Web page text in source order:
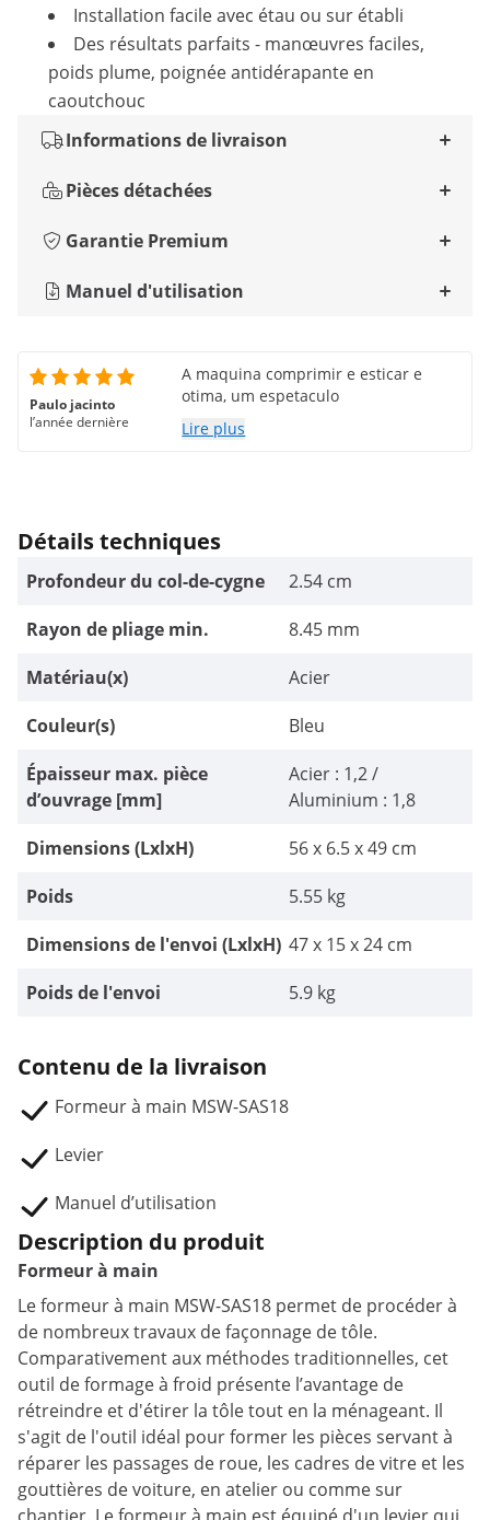
Installation facile avec étau ou sur établi
Des résultats parfaits - manœuvres faciles,
poids plume, poignée antidérapante en
caoutchouc
Informations de livraison
Pièces détachées
Garantie Premium
Manuel d'utilisation
Paulo jacinto
l’année dernière
A maquina comprimir e esticar e
otima, um espetaculo
Lire plus
Détails techniques
Profondeur du col-de-cygne
2.54 cm
Rayon de pliage min.
8.45 mm
Matériau(x)
Acier
Couleur(s)
Bleu
Épaisseur max. pièce
d’ouvrage [mm]
Acier : 1,2 /
Aluminium : 1,8
Dimensions (LxlxH)
56 x 6.5 x 49 cm
Poids
5.55 kg
Dimensions de l'envoi (LxlxH) 47 x 15 x 24 cm
Poids de l'envoi
5.9 kg
Contenu de la livraison
Formeur à main MSW-SAS18
Levier
Manuel d’utilisation
Description du produit
Formeur à main
Le formeur à main MSW-SAS18 permet de procéder à
de nombreux travaux de façonnage de tôle.
Comparativement aux méthodes traditionnelles, cet
outil de formage à froid présente l’avantage de
rétreindre et d'étirer la tôle tout en la ménageant. Il
s'agit de l'outil idéal pour former les pièces servant à
réparer les passages de roue, les cadres de vitre et les
gouttières de voiture, en atelier ou comme sur